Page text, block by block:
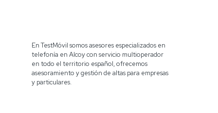
En TestMóvil somos asesores especializados en
telefonía en Alcoy con servicio multioperador
en todo el territorio español, ofrecemos
asesoramiento y gestión de altas para empresas
y particulares.